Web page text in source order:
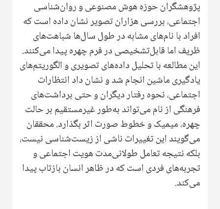
پژوهشگران حوزه هوش مصنوعی و روان‌شناسی
اجتماعی، بررسی هزاران تصویر نشان داده است که
افراد با نام‌های مشابه در طول سال‌ها شباهت‌های
ظریف اما قابل‌تشخیصی در فرم چهره پیدا می‌کنند.
این مطالعه با تحلیل داده‌های تصویری و الگوریتم‌های
یادگیری ماشین انجام شد و نشان داد انتظارات
اجتماعی، نحوه رفتار دیگران و حتی برداشت‌های
فرهنگی از نام می‌تواند به‌طور غیرمستقیم بر حالت
چهره، میمیک و خطوط صورت اثر بگذارد. محققان
می‌گویند این تغییرات ناشی از زیست‌شناسی نیست،
بلکه نتیجه تعامل طولانی‌مدت هویت اجتماعی و
تجربه‌های فردی است که در ظاهر انسان بازتاب پیدا
می‌کند.